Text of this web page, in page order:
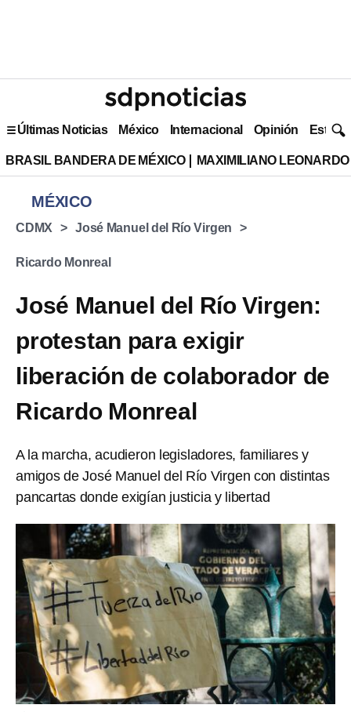
Últimas Noticias México Internacional Opinión Estilo
BRASIL BANDERA DE MÉXICO MAXIMILIANO
MÉXICO
CDMX José Manuel del Río Virgen
Ricardo Monreal
José Manuel del Río Virgen:
protestan para exigir
liberación de colaborador de
Ricardo Monreal
A la marcha, acudieron legisladores, familiares y
amigos de José Manuel del Río Virgen con distintas
pancartas donde exigían justicia y libertad